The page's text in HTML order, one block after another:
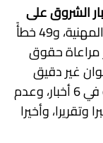
الشروق على
35 خطأً في معيار الاحترافية والمهنية، و49 خطأً
في معيار مراعاة حقوق
غير دقيق
لـ13 أخبار، والاستعانة بمصادر غير مناسبة في 6 أخبار، وعدم
إلى أصحاب ملكيتها في 22 خبرا وتقريرا، وأخيرا